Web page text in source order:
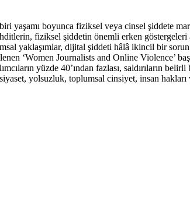
yaşamı boyunca fiziksel veya cinsel şiddete
fiziksel şiddetin önemli erken göstergeleri
yaklaşımlar, dijital şiddeti hâlâ ikincil bir sorun
‘Women Journalists and Online Violence’
yüzde 40’ından fazlası, saldırıların
yolsuzluk, toplumsal cinsiyet, insan hakları